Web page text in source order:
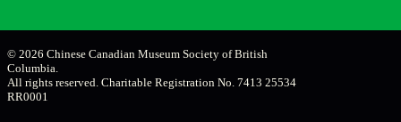
© 2026 Chinese Canadian Museum Society of British
Columbia.
All rights reserved. Charitable Registration No. 7413 25534
RR0001